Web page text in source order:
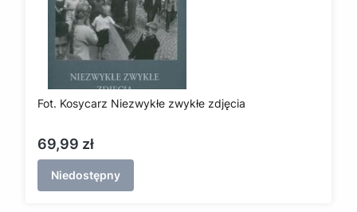
Fot. Kosycarz Niezwykłe zwykłe zdjęcia
Cena
69,99 zł
Niedostępny